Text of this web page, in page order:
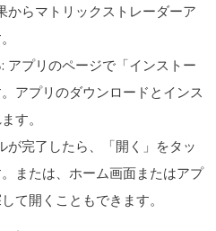
からマトリックストレーダーア
: アプリのページで「インストー
アプリのダウンロードとインス
す。
が完了したら、「開く」をタッ
または、ホーム画面またはアプ
て開くこともできます。